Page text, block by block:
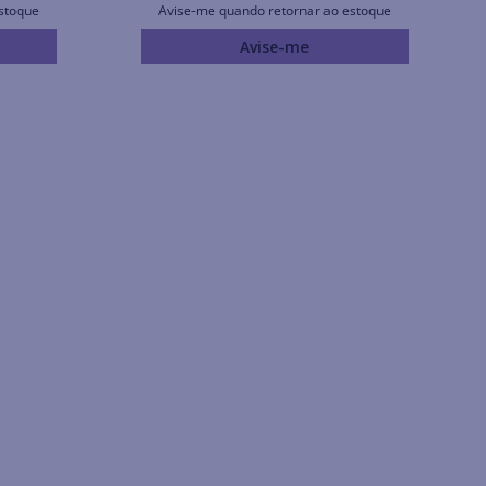
Avise-me quando retornar ao estoque
Avise-me